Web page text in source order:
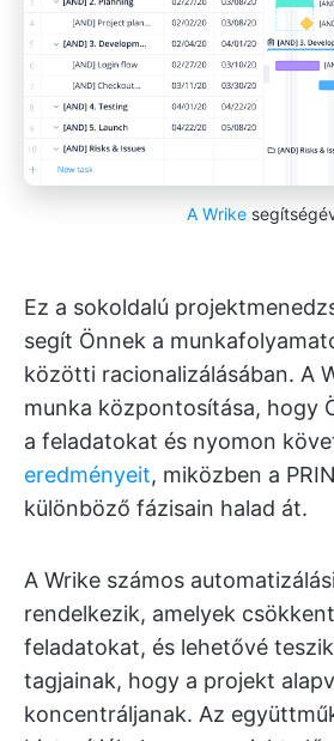
A Wrike
Ez a sokoldalú
segít Önnek a
közötti racionalizálásában. A
munka központosítása, hogy
a feladatokat és nyomon
eredményeit, miközben a
különböző fázisain halad át.
A Wrike számos
rendelkezik, amelyek
feladatokat, és lehetővé
tagjainak, hogy a projekt
koncentráljanak. Az